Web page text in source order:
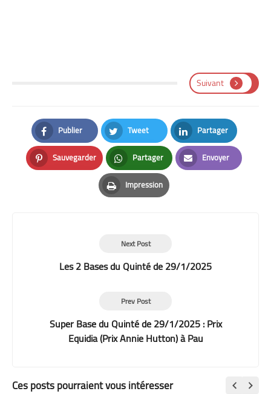
Suivant
Publier
Facebook
Tweet
Twitter
Partager
LinkedIn
Sauvegarder
Pinterest
Partager
Whatsapp
Envoyer
Email
Impression
Print
Next Post
Les 2 Bases du Quinté de 29/1/2025
Prev Post
Super Base du Quinté de 29/1/2025 : Prix
Equidia (Prix Annie Hutton) à Pau
Ces posts pourraient vous intéresser